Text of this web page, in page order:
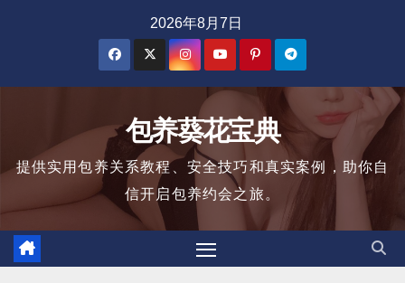
2026年8月7日
包养葵花宝典
提供实用包养关系教程、安全技巧和真实案例，助你自
信开启包养约会之旅。